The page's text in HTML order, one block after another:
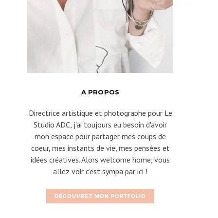
A PROPOS
Directrice artistique et photographe pour Le
Studio ADC, j'ai toujours eu besoin d'avoir
mon espace pour partager mes coups de
coeur, mes instants de vie, mes pensées et
idées créatives. Alors welcome home, vous
allez voir c'est sympa par ici !
DÉCOUVREZ MON PORTFOLIO